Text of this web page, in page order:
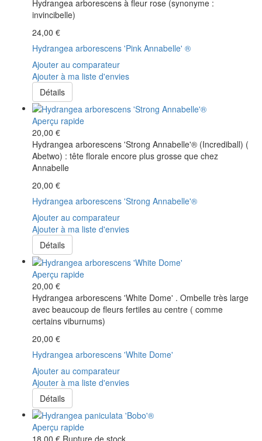
Hydrangea arborescens à fleur rose (synonyme :
invincibelle)
24,00 €
Hydrangea arborescens 'Pink Annabelle' ®
Ajouter au comparateur
Ajouter à ma liste d'envies
Détails
Aperçu rapide
20,00 €
Hydrangea arborescens 'Strong Annabelle'® (Incrediball) (
Abetwo) : tête florale encore plus grosse que chez
Annabelle
20,00 €
Hydrangea arborescens 'Strong Annabelle'®
Ajouter au comparateur
Ajouter à ma liste d'envies
Détails
Aperçu rapide
20,00 €
Hydrangea arborescens 'White Dome' . Ombelle très large
avec beaucoup de fleurs fertiles au centre ( comme
certains viburnums)
20,00 €
Hydrangea arborescens 'White Dome'
Ajouter au comparateur
Ajouter à ma liste d'envies
Détails
Aperçu rapide
18,00 € Rupture de stock